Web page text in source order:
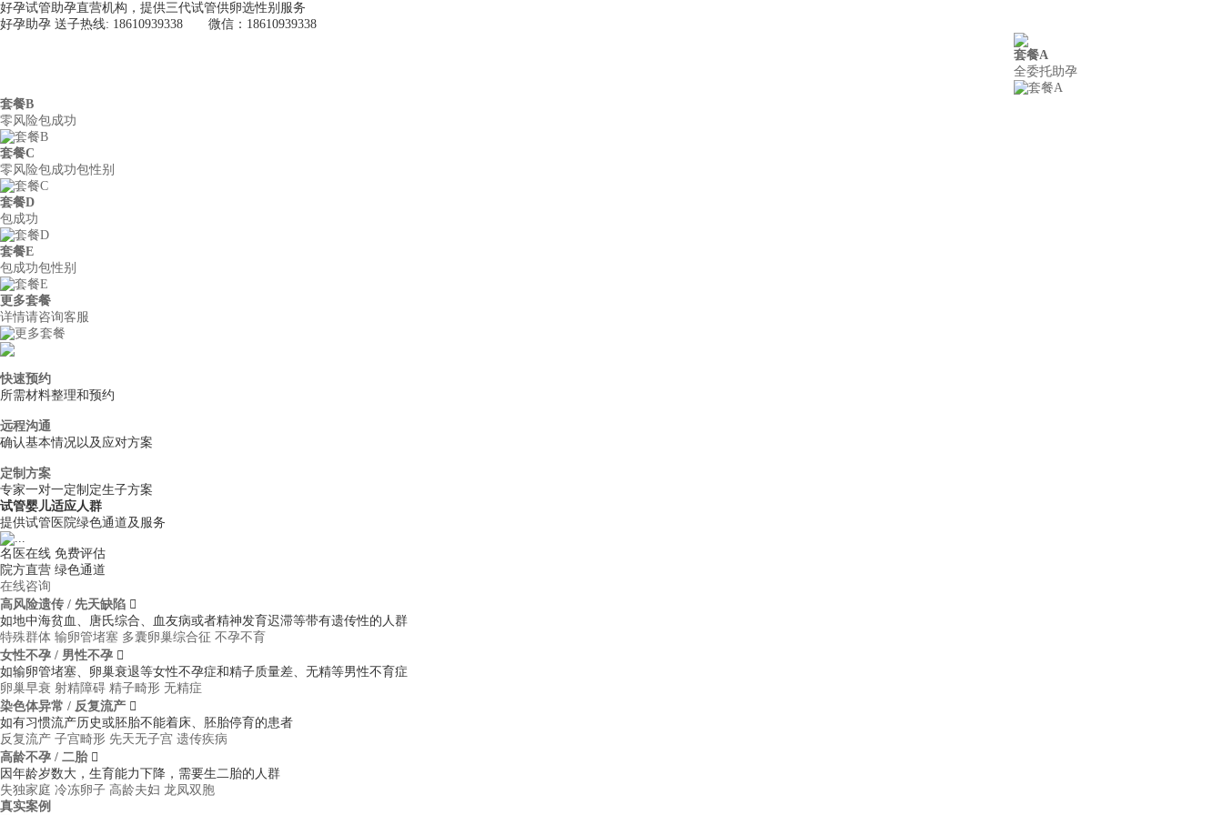
好孕试管助孕直营机构，提供三代试管供卵选性别服务
好孕助孕 送子热线: 18610939338 微信：18610939338
套餐A
全委托助孕
套餐B
零风险包成功
套餐C
零风险包成功包性别
套餐D
包成功
套餐E
包成功包性别
更多套餐
详情请咨询客服
快速预约
所需材料整理和预约
远程沟通
确认基本情况以及应对方案
定制方案
专家一对一定制定生子方案
试管婴儿适应人群
提供试管医院绿色通道及服务
名医在线 免费评估
院方直营 绿色通道
在线咨询
高风险遗传 / 先天缺陷 
如地中海贫血、唐氏综合、血友病或者精神发育迟滞等带有遗传性的人群
特殊群体 输卵管堵塞 多囊卵巢综合征 不孕不育
女性不孕 / 男性不孕 
如输卵管堵塞、卵巢衰退等女性不孕症和精子质量差、无精等男性不育症
卵巢早衰 射精障碍 精子畸形 无精症
染色体异常 / 反复流产 
如有习惯流产历史或胚胎不能着床、胚胎停育的患者
反复流产 子宫畸形 先天无子宫 遗传疾病
高龄不孕 / 二胎 
因年龄岁数大，生育能力下降，需要生二胎的人群
失独家庭 冷冻卵子 高龄夫妇 龙凤双胞
真实案例